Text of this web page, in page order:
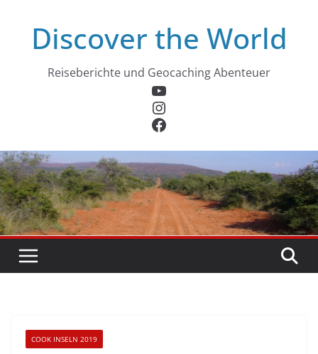
springenDiscover the World
Reiseberichte und Geocaching Abenteuer
YouTube
Instagram
Facebook
COOK INSELN 2019